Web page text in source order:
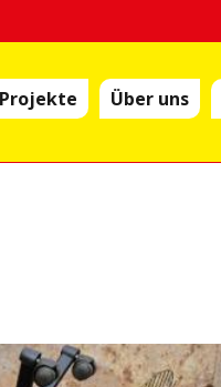
Projekte Über uns